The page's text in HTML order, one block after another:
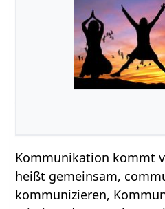
Kommunikation kommt
heißt gemeinsam,
kommunizieren,